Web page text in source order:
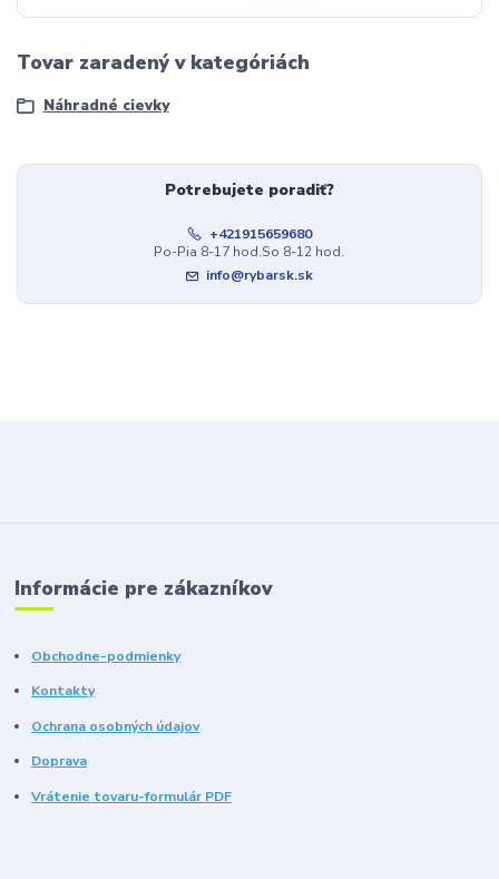
Tovar zaradený v kategóriách
Náhradné cievky
Potrebujete poradiť?
+421915659680
Po-Pia 8-17 hod.So 8-12 hod.
info@rybarsk.sk
Informácie pre zákazníkov
Obchodne-podmienky
Kontakty
Ochrana osobných údajov
Doprava
Vrátenie tovaru-formulár PDF